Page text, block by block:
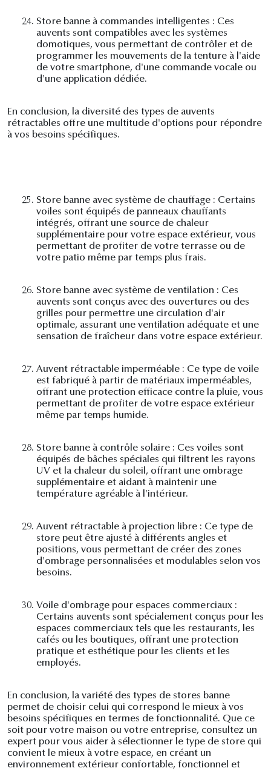
24. Store banne à commandes intelligentes : Ces
auvents sont compatibles avec les systèmes
domotiques, vous permettant de contrôler et de
programmer les mouvements de la tenture à l'aide
de votre smartphone, d'une commande vocale ou
d'une application dédiée.
En conclusion, la diversité des types de auvents
rétractables offre une multitude d'options pour répondre
à vos besoins spécifiques.
25. Store banne avec système de chauffage : Certains
voiles sont équipés de panneaux chauffants
intégrés, offrant une source de chaleur
supplémentaire pour votre espace extérieur, vous
permettant de profiter de votre terrasse ou de
votre patio même par temps plus frais.
26. Store banne avec système de ventilation : Ces
auvents sont conçus avec des ouvertures ou des
grilles pour permettre une circulation d'air
optimale, assurant une ventilation adéquate et une
sensation de fraîcheur dans votre espace extérieur.
27. Auvent rétractable imperméable : Ce type de voile
est fabriqué à partir de matériaux imperméables,
offrant une protection efficace contre la pluie, vous
permettant de profiter de votre espace extérieur
même par temps humide.
28. Store banne à contrôle solaire : Ces voiles sont
équipés de bâches spéciales qui filtrent les rayons
UV et la chaleur du soleil, offrant une ombrage
supplémentaire et aidant à maintenir une
température agréable à l'intérieur.
29. Auvent rétractable à projection libre : Ce type de
store peut être ajusté à différents angles et
positions, vous permettant de créer des zones
d'ombrage personnalisées et modulables selon vos
besoins.
30. Voile d'ombrage pour espaces commerciaux :
Certains auvents sont spécialement conçus pour les
espaces commerciaux tels que les restaurants, les
cafés ou les boutiques, offrant une protection
pratique et esthétique pour les clients et les
employés.
En conclusion, la variété des types de stores banne
permet de choisir celui qui correspond le mieux à vos
besoins spécifiques en termes de fonctionnalité. Que ce
soit pour votre maison ou votre entreprise, consultez un
expert pour vous aider à sélectionner le type de store qui
convient le mieux à votre espace, en créant un
environnement extérieur confortable, fonctionnel et